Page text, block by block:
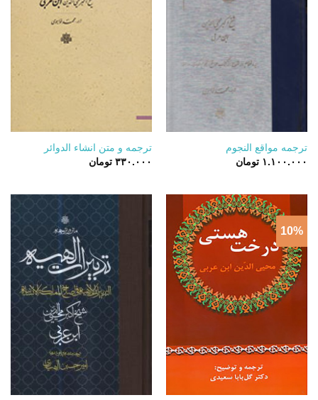
ترجمه مواقع النجوم
۱.۱۰۰.۰۰۰ تومان
ترجمه و متن انشاء الدوائر
۳۳۰.۰۰۰ تومان
10%